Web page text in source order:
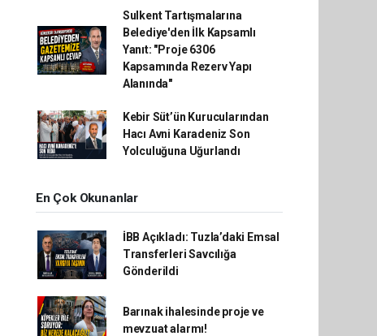
Sulkent Tartışmalarına
Belediye'den İlk Kapsamlı
Yanıt: "Proje 6306
Kapsamında Rezerv Yapı
Alanında"
Kebir Süt’ün Kurucularından
Hacı Avni Karadeniz Son
Yolculuğuna Uğurlandı
En Çok Okunanlar
İBB Açıkladı: Tuzla’daki Emsal
Transferleri Savcılığa
Gönderildi
Barınak ihalesinde proje ve
mevzuat alarmı!